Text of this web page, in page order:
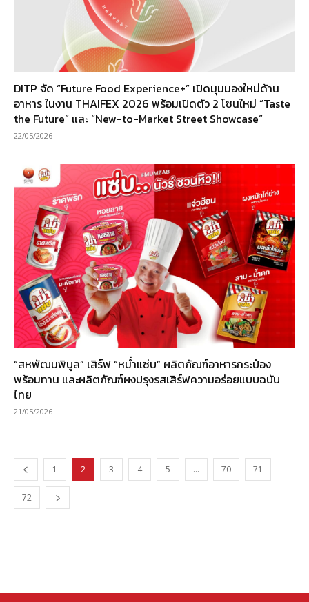
DITP จัด “Future Food Experience+” เปิดมุมมองใหม่ด้าน
อาหาร ในงาน THAIFEX 2026 พร้อมเปิดตัว 2 โซนใหม่ “Taste
the Future” และ “New-to-Market Street Showcase”
22/05/2026
“สหพัฒนพิบูล” เสิร์ฟ “หม่ำแซ่บ” ผลิตภัณฑ์อาหารกระป๋อง
พร้อมทาน และผลิตภัณฑ์ผงปรุงรสเสิร์ฟความอร่อยแบบฉบับ
ไทย
21/05/2026
1 2 3 4 5 … 70 71
72